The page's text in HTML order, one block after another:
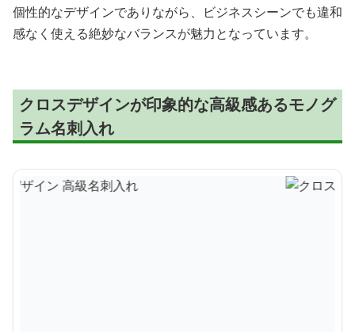
個性的なデザインでありながら、ビジネスシーンでも違和
感なく使える絶妙なバランスが魅力となっています。
クロスデザインが印象的な高級感あるモノグ
ラム名刺入れ